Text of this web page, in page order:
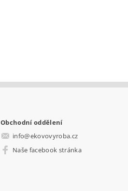
Obchodní oddělení
info@ekovovyroba.cz
Naše facebook stránka